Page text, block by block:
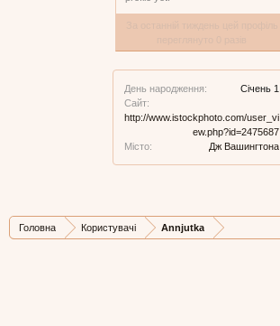
День народження:
Січень 1
Сайт:
http://www.istockphoto.com/user_vi
ew.php?id=2475687
Місто:
Дж Вашингтона
Головна Користувачі Annjutka